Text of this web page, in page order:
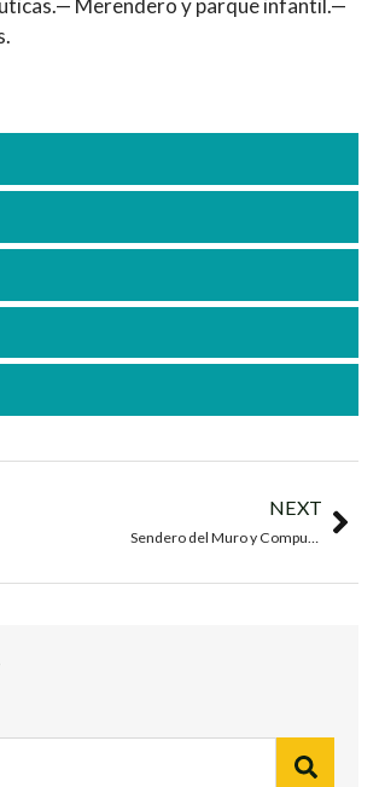
Merendero y parque infantil.—
NEXT
Sendero del Muro y Compuertas